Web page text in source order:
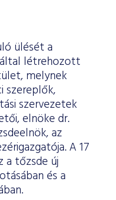
ülését a
létrehozott
melynek
szereplők,
szervezetek
elnöke dr.
az
A 17
a tőzsde új
és a